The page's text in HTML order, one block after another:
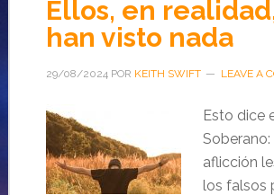
Ellos, en
han visto nada
29/08/2024POR KEITH SWIFT LEAVE A
Esto dice
Soberano:
aflicción
los falsos